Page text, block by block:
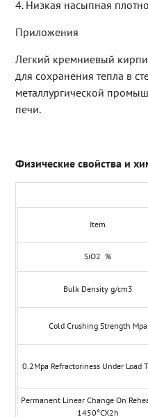
4. Низкая насыпная
Приложения
Легкий кремниевый
для сохранения тепла в
металлургической
печи.
Физические свойства и
Item
SiO2 %
Bulk Density g/cm3
Cold Crushing Strength Mpa
0.2Mpa Refractoriness Under Load
Permanent Linear Change On
1450°CX2h